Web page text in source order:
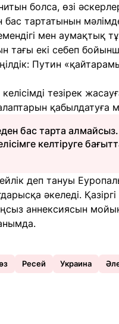
болса, өзі
тартатынын
мен аумақтық
тағы екі себеп
Путин
келісімді тезірек
қабылдатуға
бас тарта
келтіруге
деп тануы
әкеледі.
аннексиясын
Ресей Украина